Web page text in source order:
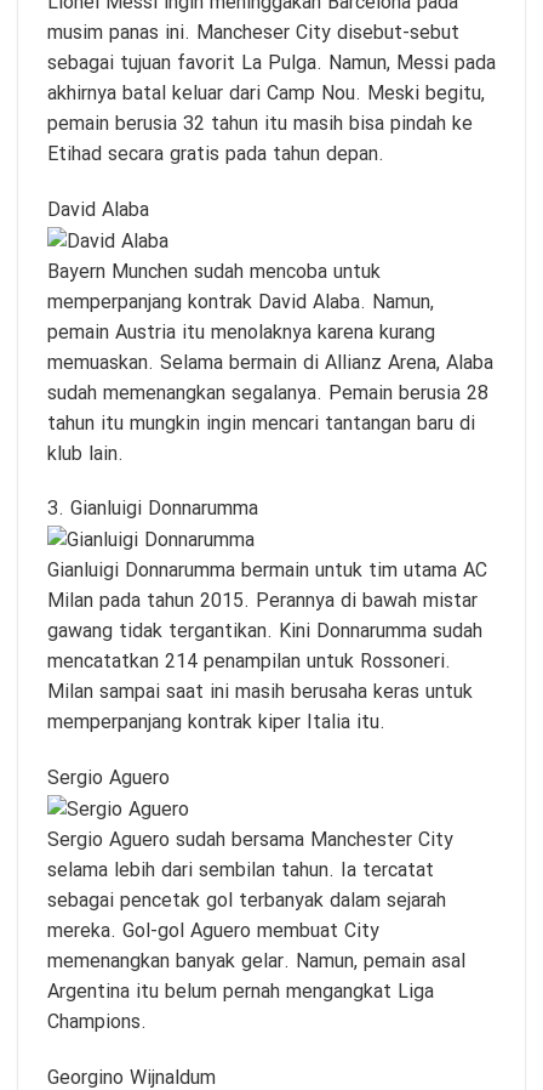
musim panas ini. Mancheser City disebut-sebut
sebagai tujuan favorit La Pulga. Namun, Messi pada
akhirnya batal keluar dari Camp Nou. Meski begitu,
pemain berusia 32 tahun itu masih bisa pindah ke
Etihad secara gratis pada tahun depan.
David Alaba
Bayern Munchen sudah mencoba untuk
memperpanjang kontrak David Alaba. Namun,
pemain Austria itu menolaknya karena kurang
memuaskan. Selama bermain di Allianz Arena, Alaba
sudah memenangkan segalanya. Pemain berusia 28
tahun itu mungkin ingin mencari tantangan baru di
klub lain.
3. Gianluigi Donnarumma
Gianluigi Donnarumma bermain untuk tim utama AC
Milan pada tahun 2015. Perannya di bawah mistar
gawang tidak tergantikan. Kini Donnarumma sudah
mencatatkan 214 penampilan untuk Rossoneri.
Milan sampai saat ini masih berusaha keras untuk
memperpanjang kontrak kiper Italia itu.
Sergio Aguero
Sergio Aguero sudah bersama Manchester City
selama lebih dari sembilan tahun. Ia tercatat
sebagai pencetak gol terbanyak dalam sejarah
mereka. Gol-gol Aguero membuat City
memenangkan banyak gelar. Namun, pemain asal
Argentina itu belum pernah mengangkat Liga
Champions.
Georgino Wijnaldum